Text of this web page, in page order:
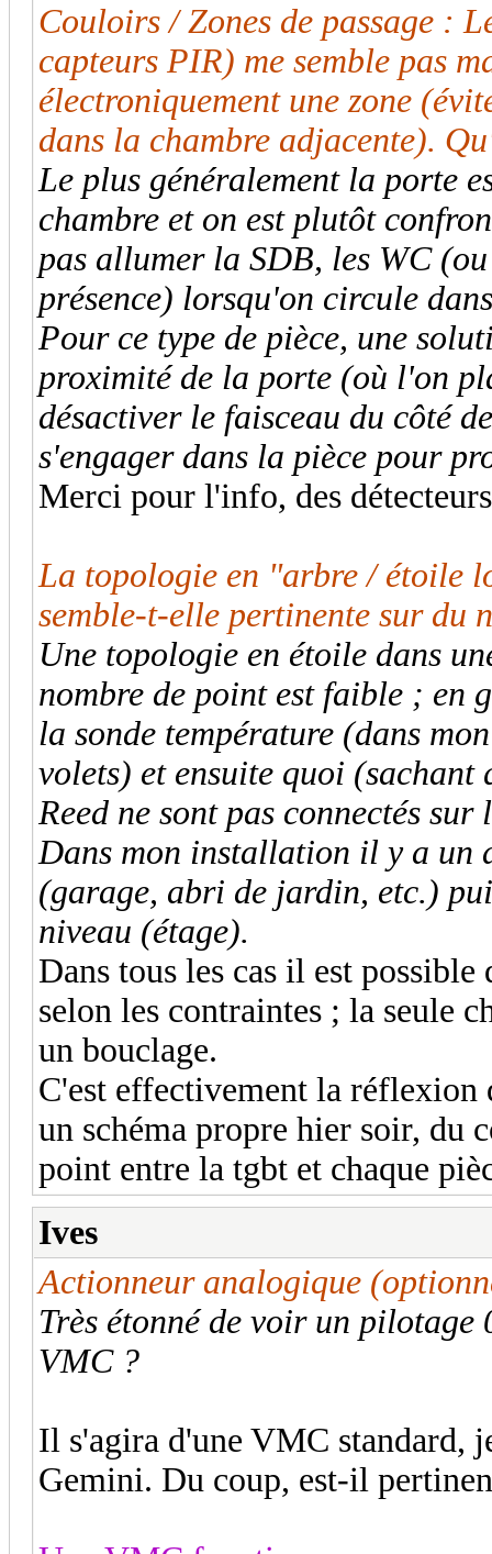
Couloirs / Zones de passage :
capteurs PIR) me semble pas
électroniquement une zone
dans la chambre adjacente).
Le plus généralement la porte
chambre et on est plutôt
pas allumer la SDB, les WC
présence) lorsqu'on circule
Pour ce type de pièce, une
proximité de la porte (où l'on
désactiver le faisceau du côté
s'engager dans la pièce pour
Merci pour l'info, des
La topologie en "arbre / étoile
semble-t-elle pertinente sur du
Une topologie en étoile dans
nombre de point est faible ; en
la sonde température (dans
volets) et ensuite quoi (sachant
Reed ne sont pas connectés sur
Dans mon installation il y a un
(garage, abri de jardin, etc.)
niveau (étage).
Dans tous les cas il est
selon les contraintes ; la seule
un bouclage.
C'est effectivement la réflexion
un schéma propre hier soir, du
point entre la tgbt et chaque
Ives
Actionneur analogique
Très étonné de voir un
VMC ?
Il s'agira d'une VMC standard,
Gemini. Du coup, est-il